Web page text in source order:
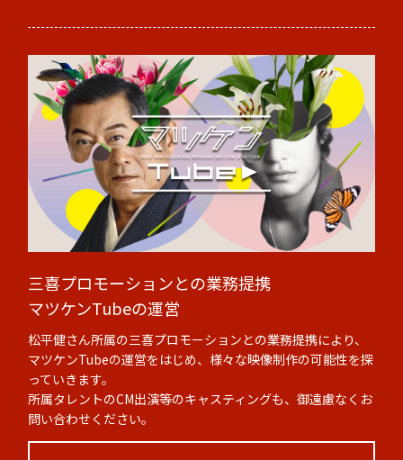
三喜プロモーションとの業務提携
マツケンTubeの運営
松平健さん所属の三喜プロモーションとの業務提携により、
マツケンTubeの運営をはじめ、様々な映像制作の可能性を探
っていきます。
所属タレントのCM出演等のキャスティングも、御遠慮なくお
問い合わせください。